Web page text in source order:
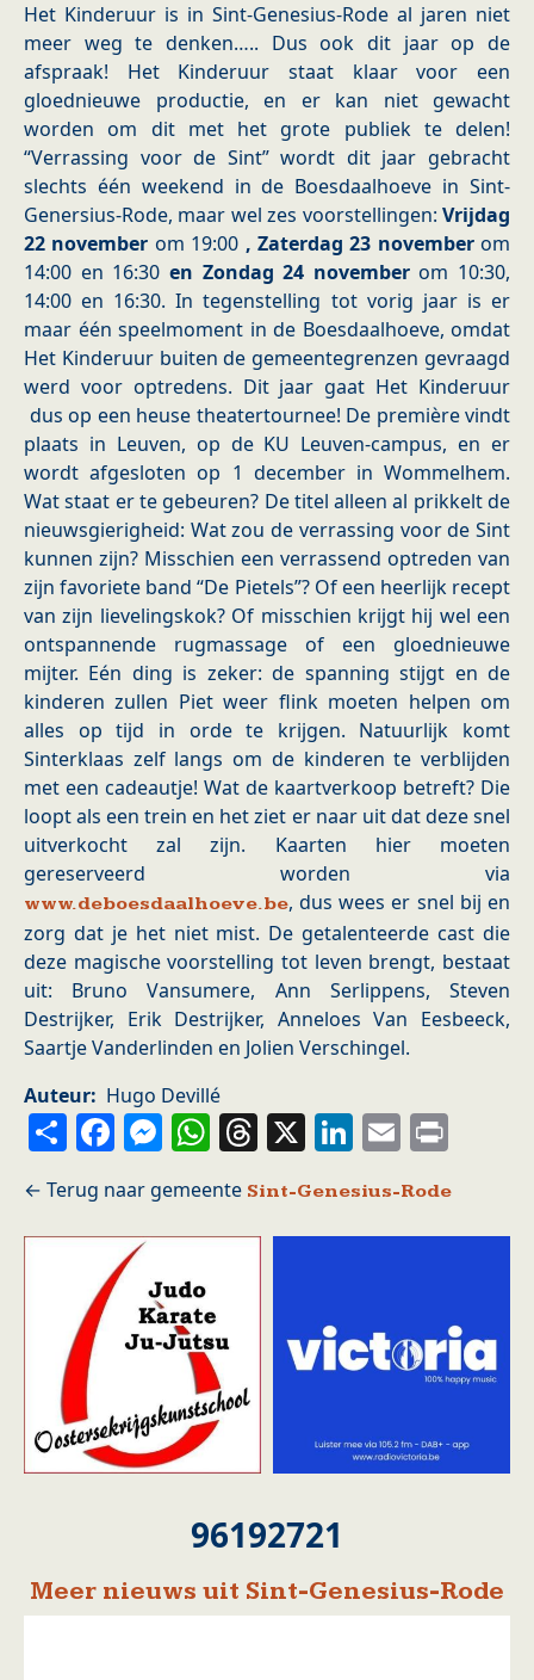
Het Kinderuur is in Sint-Genesius-Rode al jaren niet
meer weg te denken….. Dus ook dit jaar op de
afspraak! Het Kinderuur staat klaar voor een
gloednieuwe productie, en er kan niet gewacht
worden om dit met het grote publiek te delen!
“Verrassing voor de Sint” wordt dit jaar gebracht
slechts één weekend in de Boesdaalhoeve in Sint-
Genersius-Rode, maar wel zes voorstellingen: Vrijdag
22 november om 19:00 , Zaterdag 23 novemberom
14:00 en 16:30 en Zondag 24 novemberom 10:30,
14:00 en 16:30. In tegenstelling tot vorig jaar is er
maar één speelmoment in de Boesdaalhoeve, omdat
Het Kinderuur buiten de gemeentegrenzen gevraagd
werd voor optredens. Dit jaar gaat Het Kinderuur
dus op een heuse theatertournee! De première vindt
plaats in Leuven, op de KU Leuven-campus, en er
wordt afgesloten op 1 december in Wommelhem.
Wat staat er te gebeuren? De titel alleen al prikkelt de
nieuwsgierigheid: Wat zou de verrassing voor de Sint
kunnen zijn? Misschien een verrassend optreden van
zijn favoriete band “De Pietels”? Of een heerlijk recept
van zijn lievelingskok? Of misschien krijgt hij wel een
ontspannende rugmassage of een gloednieuwe
mijter. Eén ding is zeker: de spanning stijgt en de
kinderen zullen Piet weer flink moeten helpen om
alles op tijd in orde te krijgen. Natuurlijk komt
Sinterklaas zelf langs om de kinderen te verblijden
met een cadeautje! Wat de kaartverkoop betreft? Die
loopt als een trein en het ziet er naar uit dat deze snel
uitverkocht zal zijn. Kaarten hier moeten
gereserveerd worden via
www.deboesdaalhoeve.be, dus wees er snel bij en
zorg dat je het niet mist. De getalenteerde cast die
deze magische voorstelling tot leven brengt, bestaat
uit: Bruno Vansumere, Ann Serlippens, Steven
Destrijker, Erik Destrijker, Anneloes Van Eesbeeck,
Saartje Vanderlinden en Jolien Verschingel.
Auteur
Hugo Devillé
ShareFacebook
Messenger
WhatsApp
Threads
X LinkedIn
Email
Sint-Genesius-Rode
96192721
Meer nieuws uit Sint-Genesius-Rode